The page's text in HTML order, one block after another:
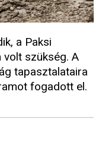
a Paksi
szükség. A
tapasztalataira
fogadott el.